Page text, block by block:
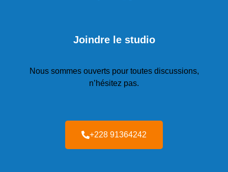
Joindre le studio
Nous sommes ouverts pour toutes discussions,
n’hésitez pas.
+228 91364242